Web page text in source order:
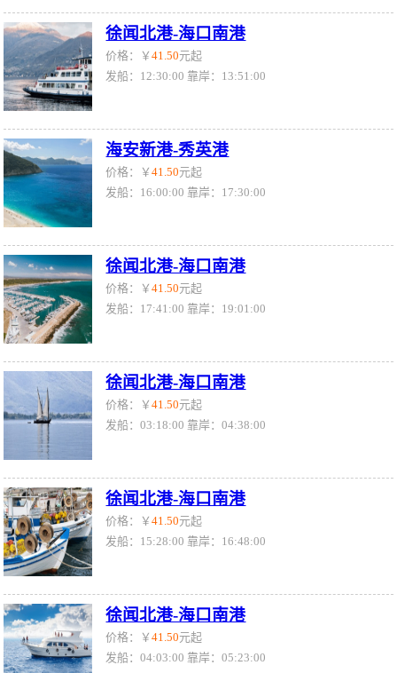
徐闻北港-海口南港
价格：￥41.50元起
发船：12:30:00 靠岸：13:51:00
海安新港-秀英港
价格：￥41.50元起
发船：16:00:00 靠岸：17:30:00
徐闻北港-海口南港
价格：￥41.50元起
发船：17:41:00 靠岸：19:01:00
徐闻北港-海口南港
价格：￥41.50元起
发船：03:18:00 靠岸：04:38:00
徐闻北港-海口南港
价格：￥41.50元起
发船：15:28:00 靠岸：16:48:00
徐闻北港-海口南港
价格：￥41.50元起
发船：04:03:00 靠岸：05:23:00